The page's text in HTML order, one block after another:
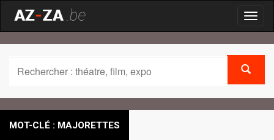
MOT-CLÉ : MAJORETTES